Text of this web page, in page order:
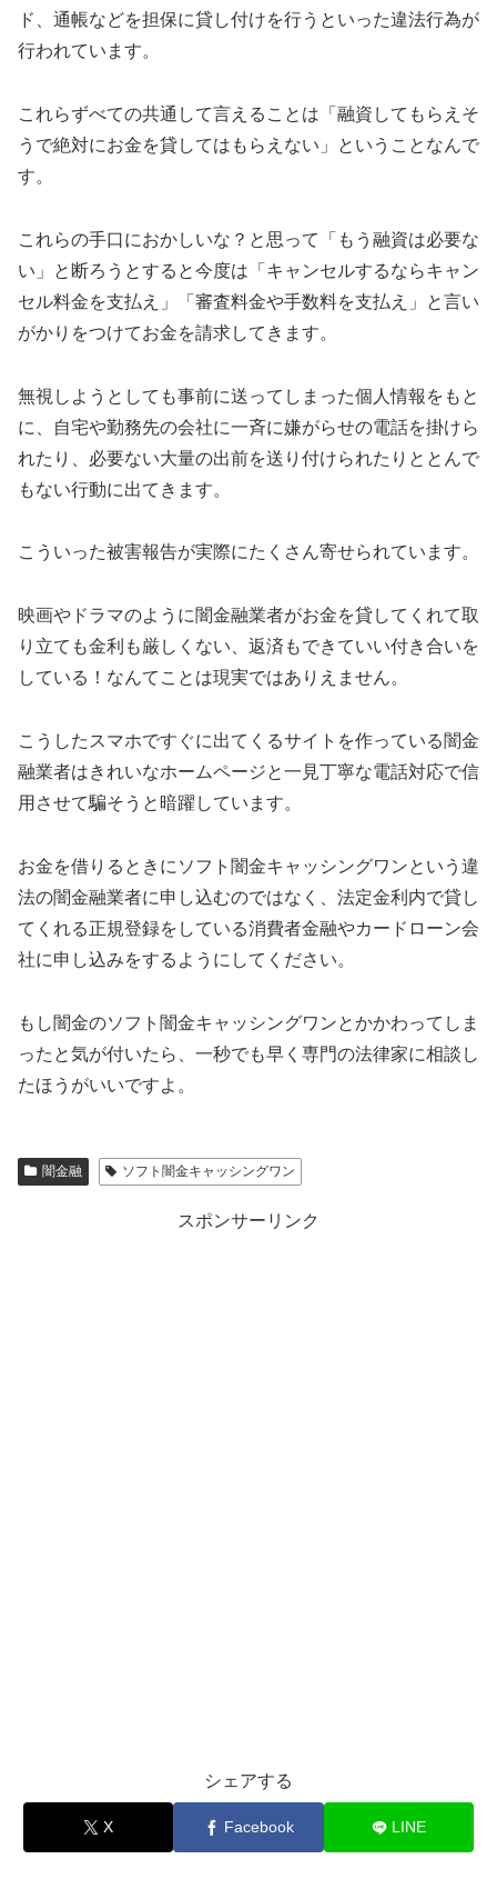
ド、通帳などを担保に貸し付けを行うといった違法行為が
行われています。
これらずべての共通して言えることは「融資してもらえそ
うで絶対にお金を貸してはもらえない」ということなんで
す。
これらの手口におかしいな？と思って「もう融資は必要な
い」と断ろうとすると今度は「キャンセルするならキャン
セル料金を支払え」「審査料金や手数料を支払え」と言い
がかりをつけてお金を請求してきます。
無視しようとしても事前に送ってしまった個人情報をもと
に、自宅や勤務先の会社に一斉に嫌がらせの電話を掛けら
れたり、必要ない大量の出前を送り付けられたりととんで
もない行動に出てきます。
こういった被害報告が実際にたくさん寄せられています。
映画やドラマのように闇金融業者がお金を貸してくれて取
り立ても金利も厳しくない、返済もできていい付き合いを
している！なんてことは現実ではありえません。
こうしたスマホですぐに出てくるサイトを作っている闇金
融業者はきれいなホームページと一見丁寧な電話対応で信
用させて騙そうと暗躍しています。
お金を借りるときに ソフト闇金キャッシングワンという違
法の闇金融業者に申し込むのではなく、法定金利内で貸し
てくれる正規登録をしている消費者金融やカードローン会
社に申し込みをするようにしてください。
もし闇金のソフト闇金キャッシングワンとかかわってしま
ったと気が付いたら、一秒でも早く専門の法律家に相談し
たほうがいいですよ。
闇金融 ソフト闇金キャッシングワン
スポンサーリンク
シェアする
X Facebook LINE